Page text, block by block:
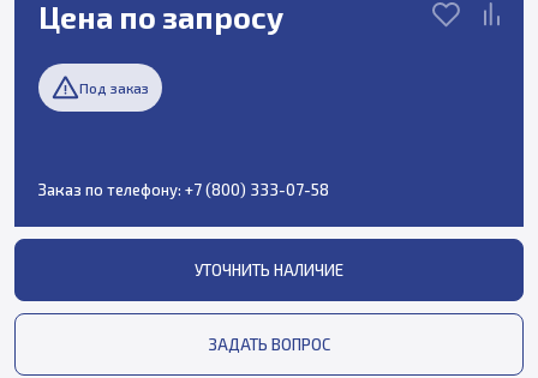
Цена по запросу
Под заказ
Заказ по телефону: +7 (800) 333-07-58
УТОЧНИТЬ НАЛИЧИЕ
ЗАДАТЬ ВОПРОС